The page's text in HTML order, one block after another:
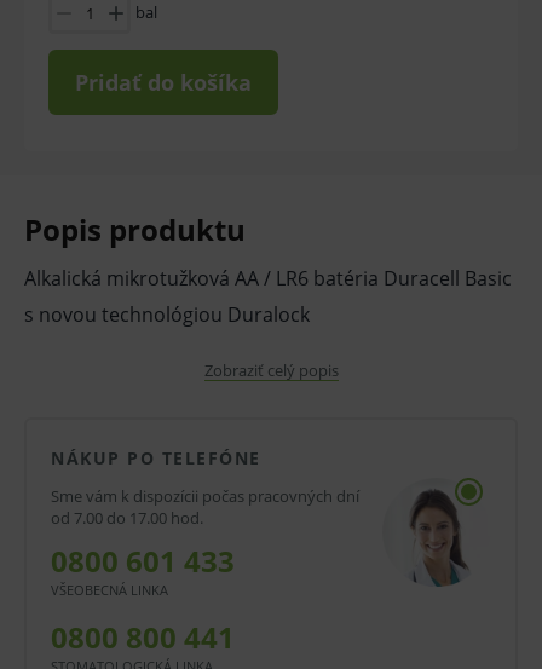
bal
Pridať do košíka
Popis produktu
Alkalická mikrotužková AA / LR6 batéria Duracell Basic
s novou technológiou Duralock
Batérie Duracell Basic AA vám zaručia dlhú životnosť a
ovládačov alebo CD prehrávačov. Okrem
spomenutých výhod je plusom aj využitie technológie
Duralock, ktorá pri správnom skladovaní zaručuje až
10-ročnú životnosť
Vlastnosti a výhody:
Zobraziť celý popis
NÁKUP PO TELEFÓNE
Sme vám k dispozícii počas pracovných dní
od 7.00 do 17.00 hod.
0800 601 433
VŠEOBECNÁ LINKA
0800 800 441